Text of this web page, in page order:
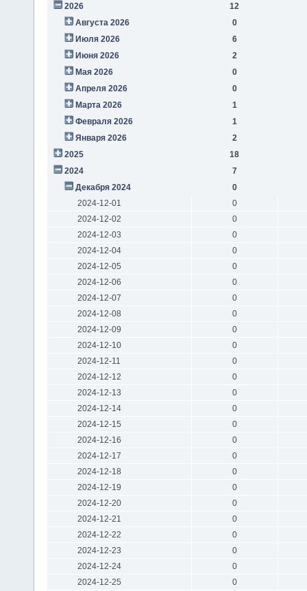
2026
12
Августа 2026
0
Июля 2026
6
Июня 2026
2
Мая 2026
0
Апреля 2026
0
Марта 2026
1
Февраля 2026
1
Января 2026
2
2025
18
2024
7
Декабря 2024
0
2024-12-01
0
2024-12-02
0
2024-12-03
0
2024-12-04
0
2024-12-05
0
2024-12-06
0
2024-12-07
0
2024-12-08
0
2024-12-09
0
2024-12-10
0
2024-12-11
0
2024-12-12
0
2024-12-13
0
2024-12-14
0
2024-12-15
0
2024-12-16
0
2024-12-17
0
2024-12-18
0
2024-12-19
0
2024-12-20
0
2024-12-21
0
2024-12-22
0
2024-12-23
0
2024-12-24
0
2024-12-25
0